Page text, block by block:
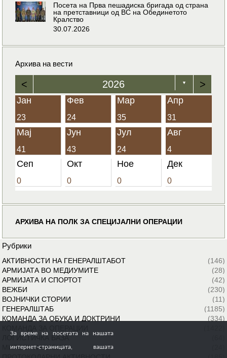
Посета на Прва пешадиска бригада од страна
на претставници од ВС на Обединетото
Кралство
30.07.2026
Архива на вести
< 2026 ▼ >
Јан
23
Фев
24
Мар
35
Апр
31
Мај
41
Јун
43
Јул
24
Авг
4
Сеп
0
Окт
0
Ное
0
Дек
0
АРХИВА НА ПОЛК ЗА СПЕЦИЈАЛНИ ОПЕРАЦИИ
Рубрики
АКТИВНОСТИ НА ГЕНЕРАЛШТАБОТ
(146)
АРМИЈАТА ВО МЕДИУМИТЕ
(28)
АРМИЈАТА И СПОРТОТ
(42)
ВЕЖБИ
(230)
ВОЈНИЧКИ СТОРИИ
(11)
ГЕНЕРАЛШТАБ
(1185)
КОМАНДА ЗА ОБУКА И ДОКТРИНИ
(334)
ЛОГИСТИЧКА БАЗА
МИРОВНИ МИСИИ
За време на посетата на нашата
интернет-страницата, вашата